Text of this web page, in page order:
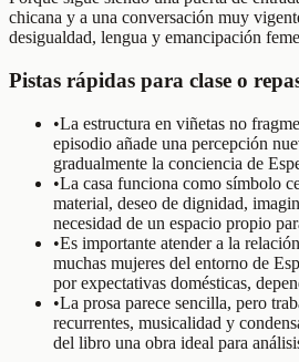
chicana y a una conversación muy
desigualdad, lengua y emancipación
Pistas rápidas para clase o
•La estructura en viñetas no
episodio añade una percepción
gradualmente la conciencia de
•La casa funciona como símbolo
material, deseo de dignidad,
necesidad de un espacio propio
•Es importante atender a la
muchas mujeres del entorno de
por expectativas domésticas,
•La prosa parece sencilla, pero
recurrentes, musicalidad y
del libro una obra ideal para